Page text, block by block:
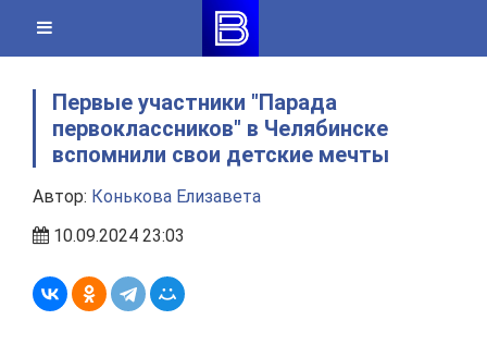
content
Первые участники "Парада
первоклассников" в Челябинске
вспомнили свои детские мечты
Автор: Конькова Елизавета
10.09.2024 23:03